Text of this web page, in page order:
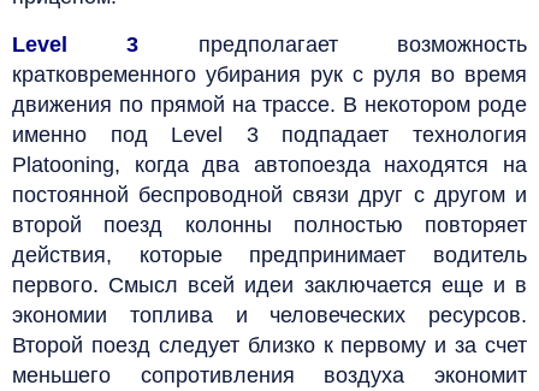
Level 3
предполагает возможность
кратковременного убирания рук с руля во время
движения по прямой на трассе. В некотором роде
именно под Level 3 подпадает технология
Platooning, когда два автопоезда находятся на
постоянной беспроводной связи друг с другом и
второй поезд колонны полностью повторяет
действия, которые предпринимает водитель
первого. Смысл всей идеи заключается еще и в
экономии топлива и человеческих ресурсов.
Второй поезд следует близко к первому и за счет
меньшего сопротивления воздуха экономит